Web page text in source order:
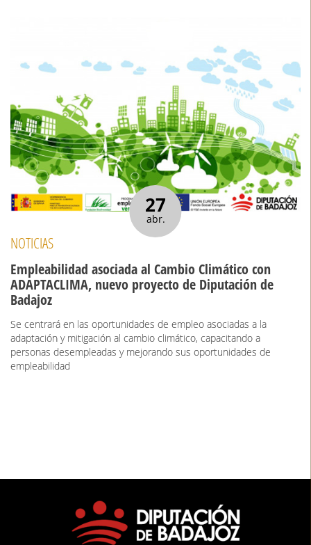
27
abr.
NOTICIAS
Empleabilidad asociada al Cambio Climático con
ADAPTACLIMA, nuevo proyecto de Diputación de
Badajoz
Se centrará en las oportunidades de empleo asociadas a la
adaptación y mitigación al cambio climático, capacitando a
personas desempleadas y mejorando sus oportunidades de
empleabilidad